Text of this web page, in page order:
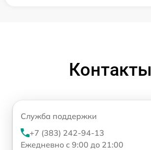
Контакты
Служба поддержки
+7 (383) 242-94-13
Ежедневно с 9:00 до 21:00